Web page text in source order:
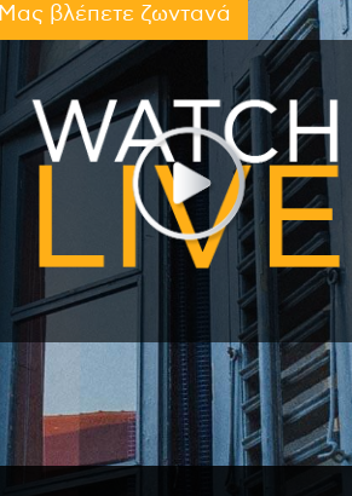
Μας βλέπετε ζωντανά